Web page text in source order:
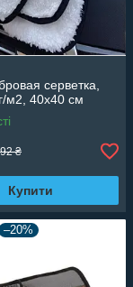
серветка,
м2, 40x40 см
₴
Купити
–20%